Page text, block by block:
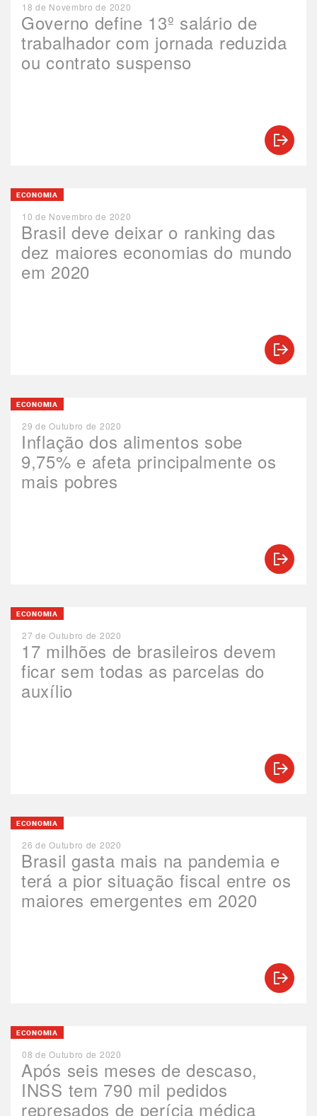
Governo define 13º salário de
trabalhador com jornada reduzida
ou contrato suspenso
18 de Novembro de 2020
Brasil deve deixar o ranking das
dez maiores economias do mundo
em 2020
ECONOMIA
10 de Novembro de 2020
Inflação dos alimentos sobe
9,75% e afeta principalmente os
mais pobres
ECONOMIA
29 de Outubro de 2020
17 milhões de brasileiros devem
ficar sem todas as parcelas do
auxílio
ECONOMIA
27 de Outubro de 2020
Brasil gasta mais na pandemia e
terá a pior situação fiscal entre os
maiores emergentes em 2020
ECONOMIA
26 de Outubro de 2020
Após seis meses de descaso,
INSS tem 790 mil pedidos
represados de perícia médica
ECONOMIA
08 de Outubro de 2020